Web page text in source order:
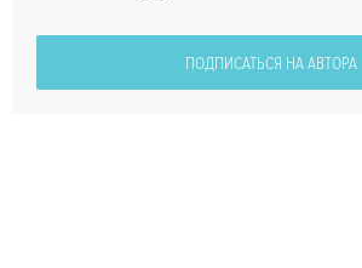
ПОДПИСАТЬСЯ НА АВТОРА